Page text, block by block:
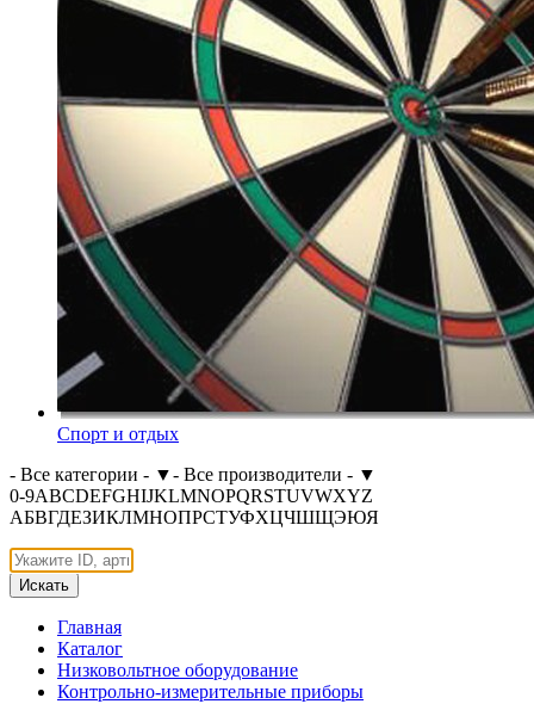
Спорт и отдых
- Все категории - ▼- Все производители - ▼
0-9ABCDEFGHIJKLMNOPQRSTUVWXYZ
АБВГДЕЗИКЛМНОПРСТУФХЦЧШЩЭЮЯ
Искать
Главная
Каталог
Низковольтное оборудование
Контрольно-измерительные приборы